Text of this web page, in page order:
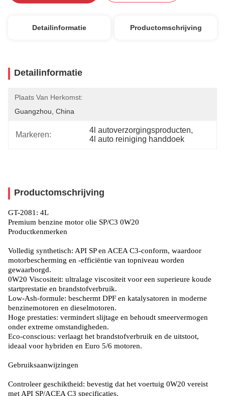
Detailinformatie Productomschrijving
Detailinformatie
Plaats Van Herkomst:
Guangzhou, China
Markeren:
4l autoverzorgingsproducten,
4l auto reiniging handdoek
Productomschrijving
GT-2081: 4L
Premium benzine motor olie SP/C3 0W20
Productkenmerken
Volledig synthetisch: API SP en ACEA C3-conform, waardoor
motorbescherming en -efficiëntie van topniveau worden
gewaarborgd.
0W20 Viscositeit: ultralage viscositeit voor een superieure koude
startprestatie en brandstofverbruik.
Low-Ash-formule: beschermt DPF en katalysatoren in moderne
benzinemotoren en dieselmotoren.
Hoge prestaties: vermindert slijtage en behoudt smeervermogen
onder extreme omstandigheden.
Eco-conscious: verlaagt het brandstofverbruik en de uitstoot,
ideaal voor hybriden en Euro 5/6 motoren.
Gebruiksaanwijzingen
Controleer geschiktheid: bevestig dat het voertuig 0W20 vereist
met API SP/ACEA C3 specificaties.